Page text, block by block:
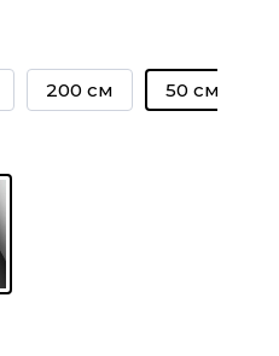
200 см 50 см